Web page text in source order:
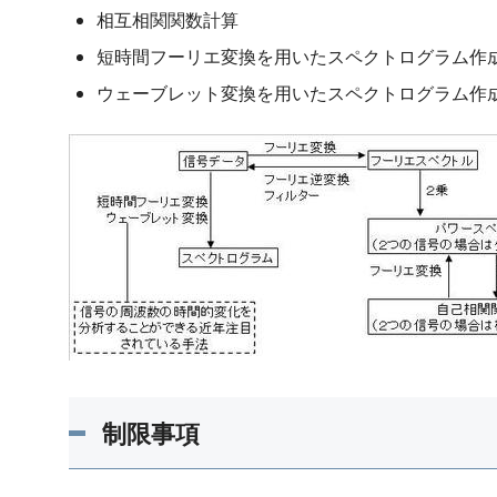
相互相関関数計算
短時間フーリエ変換を用いたスペクトログラム作
ウェーブレット変換を用いたスペクトログラム作
制限事項